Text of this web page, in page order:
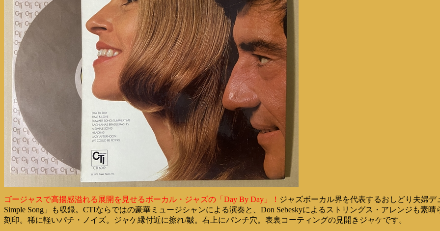
ゴージャスで高揚感溢れる展開を見せるボーカル・ジャズの「Day By Day」！ ジャズボーカル界を代表するおしどり夫婦
Simple Song」も収録。CTIならではの豪華ミュージシャンによる演奏と、Don Sebeskyによるストリングス・アレンジも素
刻印。稀に軽いパチ・ノイズ。ジャケ縁付近に擦れ/皺。右上にパンチ穴。表裏コーティングの見開きジャケです。